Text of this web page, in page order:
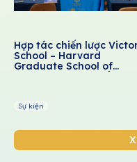
Hợp tác chiến lược
School – Harvard
Graduate School of
Sự kiện